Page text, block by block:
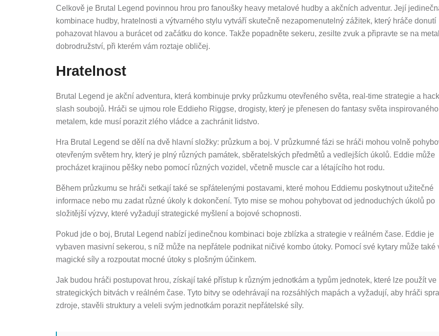
Celkově je Brutal Legend povinnou hrou pro fanoušky heavy metalové hudby a akčních adventur. Její
kombinace hudby, hratelnosti a výtvarného stylu vytváří skutečně nezapomenutelný zážitek, který hráče donutí
pohazovat hlavou a burácet od začátku do konce. Takže popadněte sekeru, zesilte zvuk a připravte se na
dobrodružství, při kterém vám roztaje obličej.
Hratelnost
Brutal Legend je akční adventura, která kombinuje prvky průzkumu otevřeného světa, real-time strategie a
slash soubojů. Hráči se ujmou role Eddieho Riggse, drogisty, který je přenesen do fantasy světa
metalem, kde musí porazit zlého vládce a zachránit lidstvo.
Hra Brutal Legend se dělí na dvě hlavní složky: průzkum a boj. V průzkumné fázi se hráči mohou volně
otevřeným světem hry, který je plný různých památek, sběratelských předmětů a vedlejších úkolů. Eddie může
procházet krajinou pěšky nebo pomocí různých vozidel, včetně muscle car a létajícího hot rodu.
Během průzkumu se hráči setkají také se spřátelenými postavami, které mohou Eddiemu poskytnout užitečné
informace nebo mu zadat různé úkoly k dokončení. Tyto mise se mohou pohybovat od jednoduchých úkolů po
složitější výzvy, které vyžadují strategické myšlení a bojové schopnosti.
Pokud jde o boj, Brutal Legend nabízí jedinečnou kombinaci boje zblízka a strategie v reálném čase. Eddie je
vybaven masivní sekerou, s níž může na nepřátele podnikat ničivé kombo útoky. Pomocí své kytary může také
magické síly a rozpoutat mocné útoky s plošným účinkem.
Jak budou hráči postupovat hrou, získají také přístup k různým jednotkám a typům jednotek, které lze použít ve
strategických bitvách v reálném čase. Tyto bitvy se odehrávají na rozsáhlých mapách a vyžadují, aby hráči
zdroje, stavěli struktury a veleli svým jednotkám porazit nepřátelské síly.